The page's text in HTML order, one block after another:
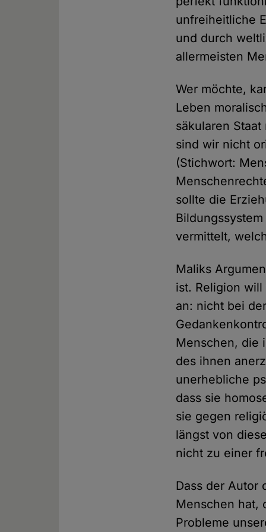
unfreiheitliche
und durch
allermeisten
Wer möchte,
Leben
säkularen
sind wir nicht
(Stichwort:
sollte die
vermittelt,
Maliks
ist. Religion
an: nicht bei
Menschen, die
des ihnen
unerhebliche
dass sie
sie gegen
längst von
nicht zu einer
Dass der Autor
Menschen hat,
Probleme